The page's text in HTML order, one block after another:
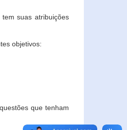
suas atribuições
objetivos:
que tenham